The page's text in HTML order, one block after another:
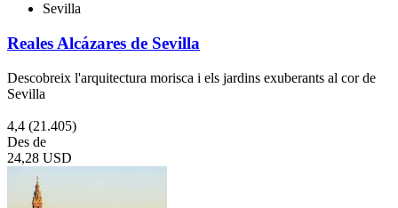
Sevilla
Reales Alcázares de Sevilla
Descobreix l'arquitectura morisca i els jardins exuberants al cor de
Sevilla
4,4 (21.405)
Des de
24,28 USD